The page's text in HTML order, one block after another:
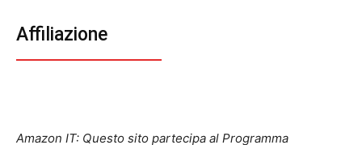
Affiliazione
Amazon IT: Questo sito partecipa al Programma